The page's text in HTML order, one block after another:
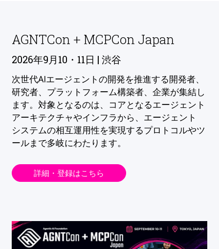
AGNTCon + MCPCon Japan
2026年9月10・11日 | 渋谷
次世代AIエージェントの開発を推進する開発者、
研究者、プラットフォーム構築者、企業が集結し
ます。対象となるのは、コアとなるエージェント
アーキテクチャやインフラから、エージェント
システムの相互運用性を実現するプロトコルやツ
ールまで多岐にわたります。
詳細・登録はこちら